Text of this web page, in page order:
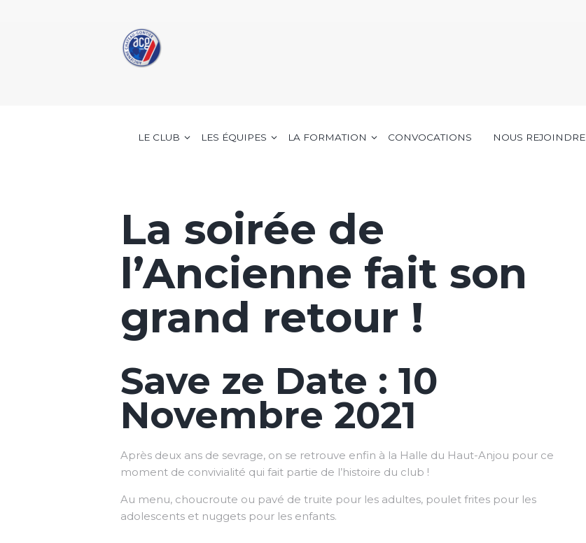
LE CLUB LES ÉQUIPES LA FORMATION CONVOCATIONS NOUS REJOINDRE
La soirée de
l’Ancienne fait son
grand retour !
Save ze Date : 10
Novembre 2021
Après deux ans de sevrage, on se retrouve enfin à la Halle du Haut-Anjou pour ce
moment de convivialité qui fait partie de l’histoire du club !
Au menu, choucroute ou pavé de truite pour les adultes, poulet frites pour les
adolescents et nuggets pour les enfants.